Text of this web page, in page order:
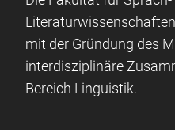
mit der Gründung des
interdisziplinäre
Bereich Linguistik.